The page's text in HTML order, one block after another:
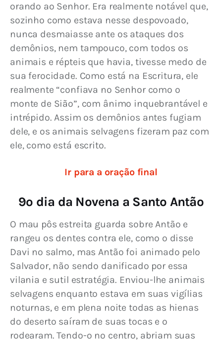
orando ao Senhor. Era realmente notável que,
sozinho como estava nesse despovoado,
nunca desmaiasse ante os ataques dos
demônios, nem tampouco, com todos os
animais e répteis que havia, tivesse medo de
sua ferocidade. Como está na Escritura, ele
realmente “confiava no Senhor como o
monte de Sião”, com ânimo inquebrantável e
intrépido. Assim os demônios antes fugiam
dele, e os animais selvagens fizeram paz com
ele, como está escrito.
Ir para a oração final
9º dia da Novena a Santo Antão
O mau pôs estreita guarda sobre Antão e
rangeu os dentes contra ele, como o disse
Davi no salmo, mas Antão foi animado pelo
Salvador, não sendo danificado por essa
vilania e sutil estratégia. Enviou-lhe animais
selvagens enquanto estava em suas vigílias
noturnas, e em plena noite todas as hienas
do deserto saíram de suas tocas e o
rodearam. Tendo-o no centro, abriam suas